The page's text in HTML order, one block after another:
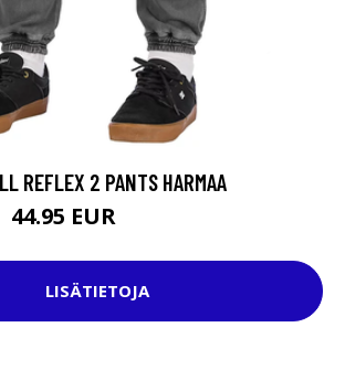
REFLEX 2 PANTS HARMAA
44.95 EUR
LISÄTIETOJA